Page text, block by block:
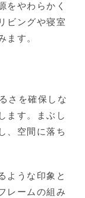
をやわらかく
ビングや寝室
ます。
さを確保しな
ます。まぶし
、空間に落ち
ような印象と
レームの組み